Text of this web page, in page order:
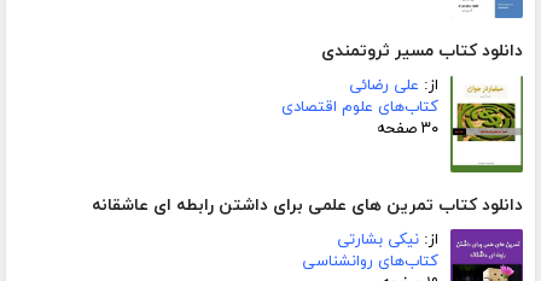
دانلود کتاب مسیر ثروتمندی
از: علی رضائی
کتاب‌های علوم اقتصادی
۳۰ صفحه
دانلود کتاب تمرین های علمی برای داشتن رابطه ای عاشقانه
از: نیکی بشارتی
کتاب‌های روانشناسی